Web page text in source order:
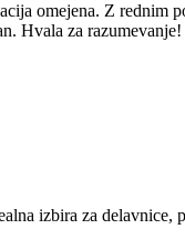
omejena. Z rednim
Hvala za razumevanje!
izbira za